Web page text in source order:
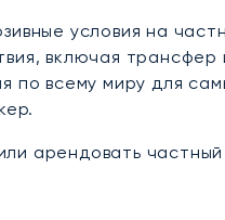
условия на
включая
всему миру для
арендовать